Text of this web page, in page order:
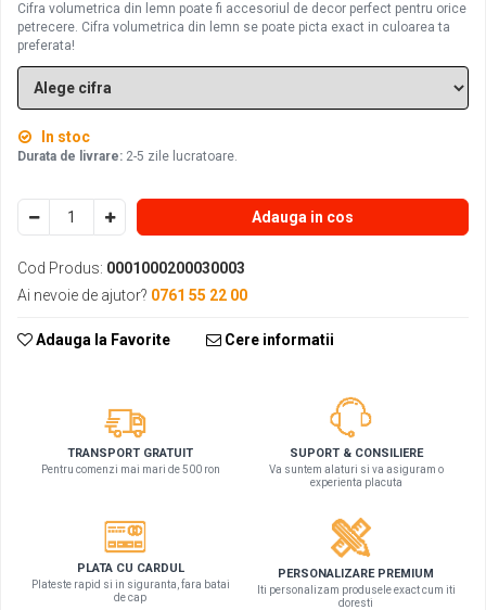
Cifra volumetrica din lemn poate fi accesoriul de decor perfect pentru orice
petrecere. Cifra volumetrica din lemn se poate picta exact in culoarea ta
preferata!
In stoc
Durata de livrare: 2-5 zile lucratoare.
Adauga in cos
Cod Produs: 0001000200030003
Ai nevoie de ajutor? 0761 55 22 00
Adauga la Favorite Cere informatii
TRANSPORT GRATUIT
Pentru comenzi mai mari de 500 ron
SUPORT & CONSILIERE
Va suntem alaturi si va asiguram o
experienta placuta
PLATA CU CARDUL
Plateste rapid si in siguranta, fara batai
de cap
PERSONALIZARE PREMIUM
Iti personalizam produsele exact cum iti
doresti